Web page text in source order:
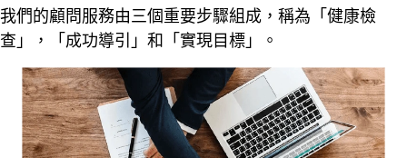
我們的顧問服務由三個重要步驟組成，稱為「健康檢
查」，「成功導引」和「實現目標」。